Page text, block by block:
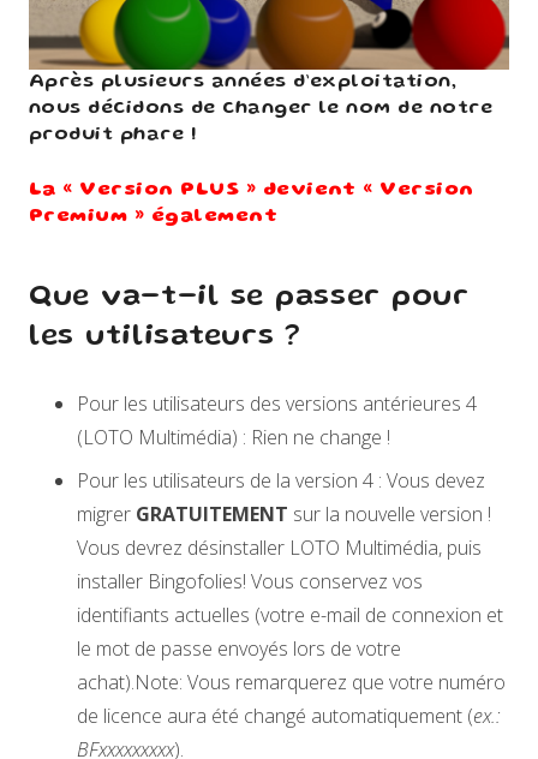
Après plusieurs années d’exploitation,
nous décidons de changer le nom de notre
produit phare !
La « Version PLUS » devient « Version
Premium » également
Que va-t-il se passer pour
les utilisateurs ?
Pour les utilisateurs des versions antérieures 4
(LOTO Multimédia) : Rien ne change !
Pour les utilisateurs de la version 4 : Vous devez
migrer GRATUITEMENT sur la nouvelle version !
Vous devrez désinstaller LOTO Multimédia, puis
installer Bingofolies! Vous conservez vos
identifiants actuelles (votre e-mail de connexion et
le mot de passe envoyés lors de votre
achat).Note: Vous remarquerez que votre numéro
de licence aura été changé automatiquement (ex.:
BFxxxxxxxxx).